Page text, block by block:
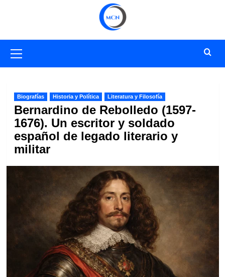
primario
Biografías Historia y Política Literatura y Filosofía
Bernardino de Rebolledo (1597-
1676). Un escritor y soldado
español de legado literario y
militar